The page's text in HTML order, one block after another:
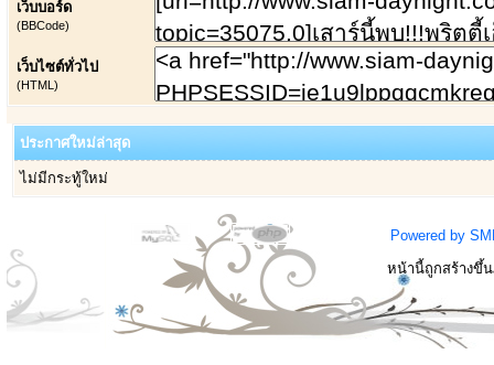
เว็บบอร์ด
(BBCode)
เว็บไซต์ทั่วไป
(HTML)
ประกาศใหม่ล่าสุด
ไม่มีกระทู้ใหม่
Powered by
หน้านี้ถูกสร้างขึ้น